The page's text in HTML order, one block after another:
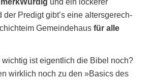
merk­Wür­dig und ein locke­rer
der Pre­digt gibt’s eine alters­ge­rech­
Gemein­de­hausfür alle
ist eigent­lich die Bibel noch?
wirk­lich noch zu den »Basics des